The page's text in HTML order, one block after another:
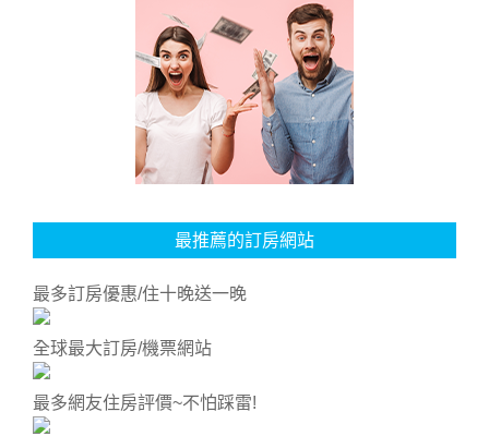
最推薦的訂房網站
最多訂房優惠/住十晚送一晚
全球最大訂房/機票網站
最多網友住房評價~不怕踩雷!